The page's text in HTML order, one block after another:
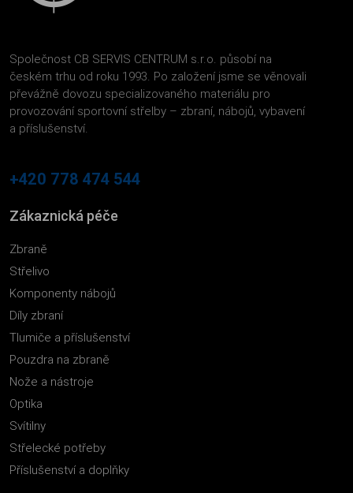
Společnost CB SERVIS CENTRUM s.r.o. působí na
českém trhu od roku 1993. Po založení jsme se věnovali
převážně dovozu specializovaného materiálu pro
provozování sportovní střelby – zbraní, nábojů, vybavení
a příslušenství.
+420 778 474 544
Zákaznická péče
Zbraně
Střelivo
Komponenty nábojů
Díly zbraní
Tlumiče a příslušenství
Pouzdra na zbraně
Nože a nástroje
Optika
Svítilny
Střelecké potřeby
Příslušenství a doplňky